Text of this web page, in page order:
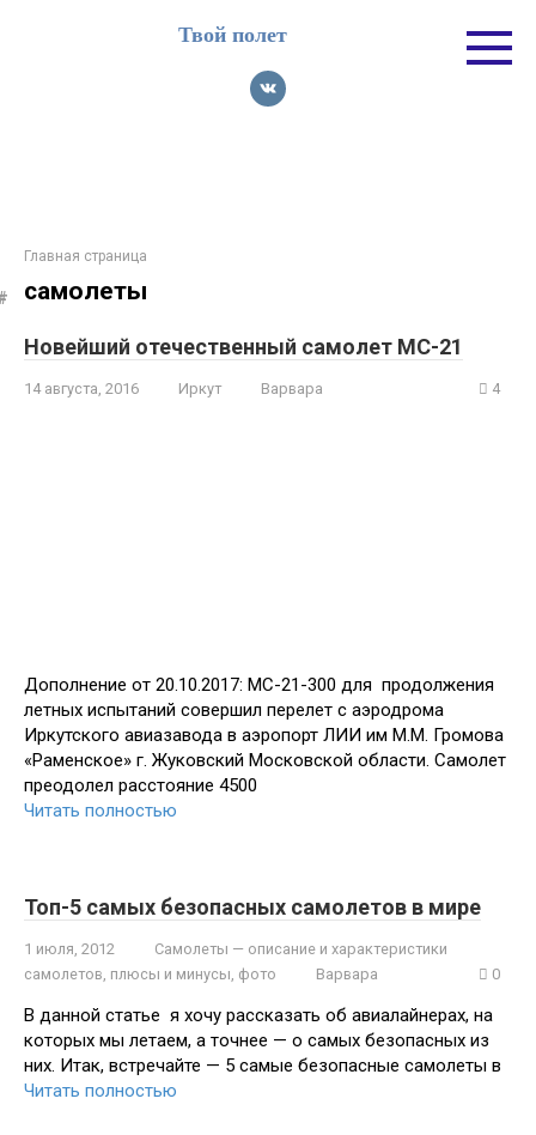
Твой полет
Главная страница
самолеты
Новейший отечественный самолет МС-21
14 августа, 2016 Иркут Варвара 4
Дополнение от 20.10.2017: МС-21-300 для продолжения
летных испытаний совершил перелет с аэродрома
Иркутского авиазавода в аэропорт ЛИИ им М.М. Громова
«Раменское» г. Жуковский Московской области. Самолет
преодолел расстояние 4500
Читать полностью
Топ-5 самых безопасных самолетов в мире
1 июля, 2012
Самолеты — описание и характеристики
самолетов, плюсы и минусы, фото
Варвара 0
В данной статье я хочу рассказать об авиалайнерах, на
которых мы летаем, а точнее — о самых безопасных из
них. Итак, встречайте — 5 самые безопасные самолеты в
Читать полностью